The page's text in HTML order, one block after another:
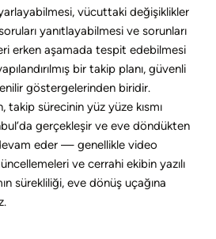
vücuttaki değişiklikler
yanıtlayabilmesi ve sorunları
erken aşamada tespit edebilmesi
bir takip planı, güvenli
göstergelerinden biridir.
takip sürecinin yüz yüze kısmı
gerçekleşir ve eve döndükten
eder — genellikle video
ve cerrahi ekibin yazılı
sürekliliği, eve dönüş uçağına